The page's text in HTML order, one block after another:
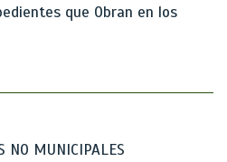
que Obran en los
NO MUNICIPALES